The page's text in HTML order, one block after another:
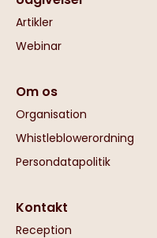
Artikler
Webinar
Om os
Organisation
Whistleblowerordning
Persondatapolitik
Kontakt
Reception